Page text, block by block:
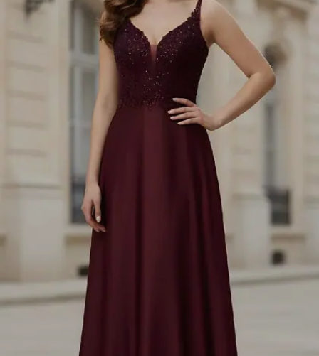
Image credits: pinterest